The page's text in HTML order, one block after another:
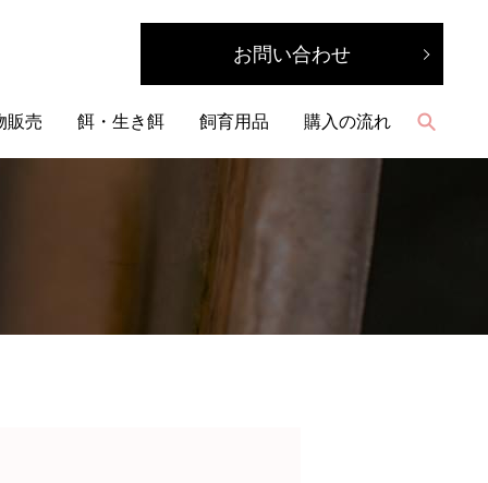
販売 餌・生き餌 飼育用品 購入の流れ
お問い合わせ